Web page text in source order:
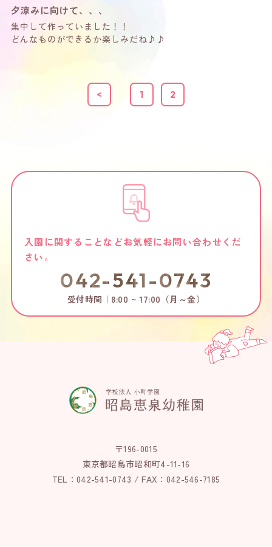
夕涼みに向けて、、、
集中して作っていました！！
どんなものができるか楽しみだね♪♪
< 1 2
入園に関することなどお気軽にお問い合わせくだ
さい。
042-541-0743
受付時間｜8:00 ~ 17:00（月～金）
〒196-0015
東京都昭島市昭和町4-11-16
TEL：042-541-0743 / FAX：042-546-7185